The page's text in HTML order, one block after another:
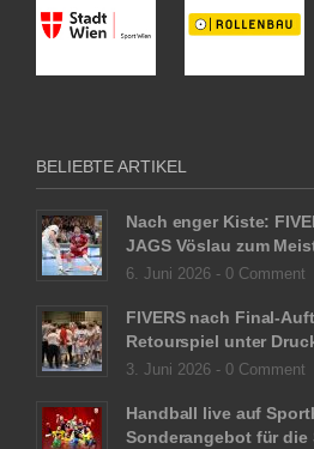
BELIEBTE ARTIKEL
Nach enger Kiste:
JAGS Vöslau zum
6. Juni 2026 - 0 Comment
FIVERS nach Final-
Retourspiel unter
3. Juni 2026 - 0 Comment
Handball live auf
Sonderangebot für die